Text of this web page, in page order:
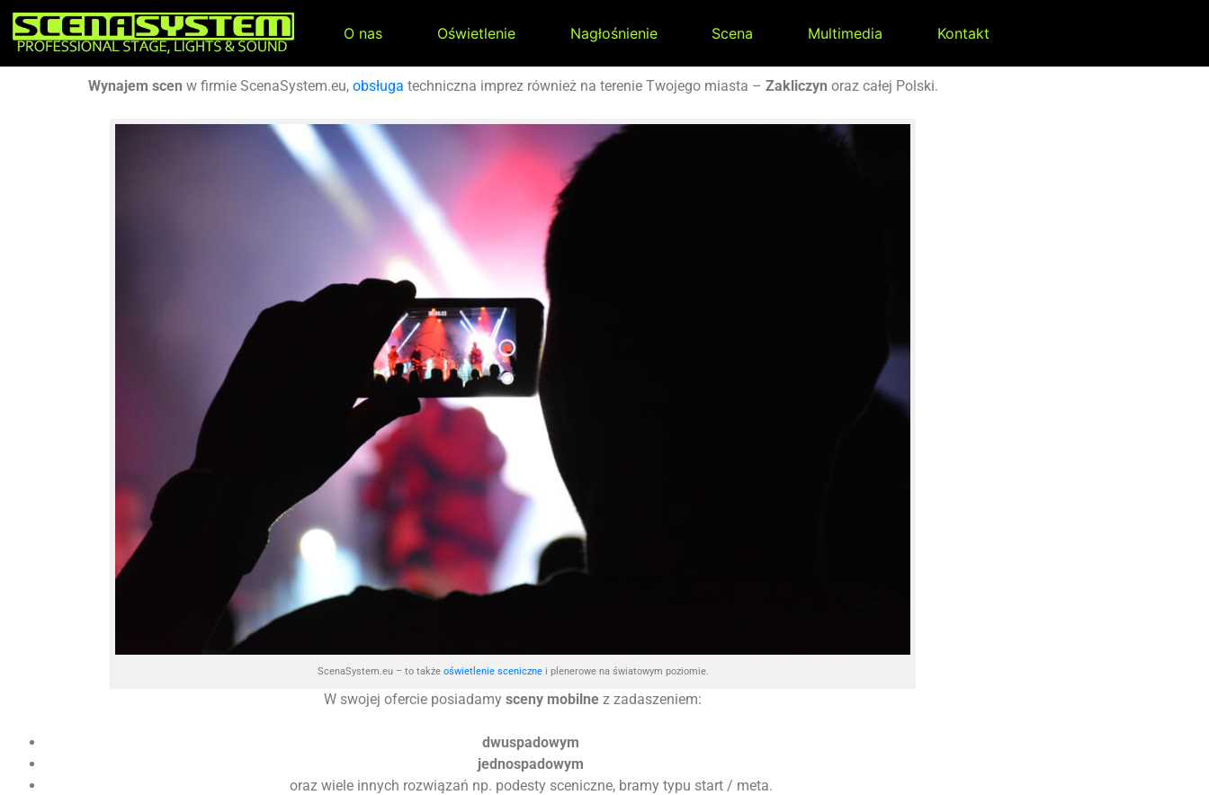
O nas Oświetlenie Nagłośnienie Scena Multimedia Kontakt
Wynajem scen w firmie ScenaSystem.eu, obsługa techniczna imprez również na terenie Twojego miasta – Zakliczyn oraz całej Polski.
ScenaSystem.eu – to także oświetlenie scenicznei plenerowe na światowym poziomie.
W swojej ofercie posiadamy sceny mobilne z zadaszeniem:
dwuspadowym
jednospadowym
oraz wiele innych rozwiązań np. podesty sceniczne, bramy typu start / meta.